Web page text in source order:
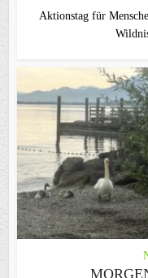
Aktionstag für